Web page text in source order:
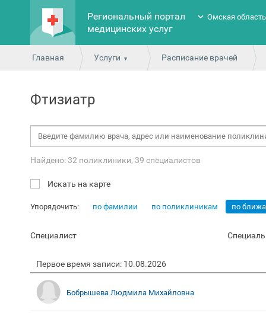
Региональный портал
медицинских услуг
Омская область
Главная Услуги Расписание врачей
Фтизиатр
Найдено: 32 поликлиники, 39 специалистов
Искать на карте
Упорядочить: по фамилии по поликлиникам по
Специалист
Первое время записи: 10.08.2026
Бобрышева Людмила Михайловна